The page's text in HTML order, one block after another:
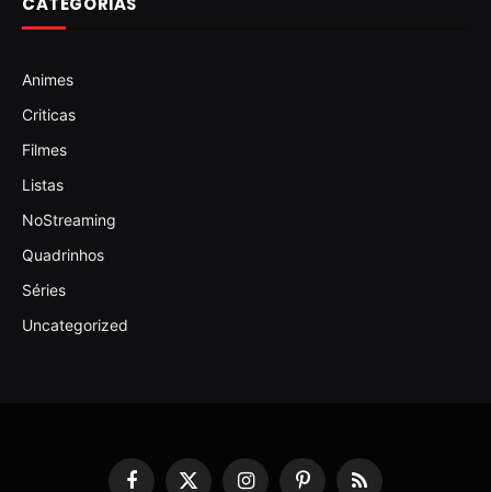
Animes
Criticas
Filmes
Listas
NoStreaming
Quadrinhos
Séries
Uncategorized